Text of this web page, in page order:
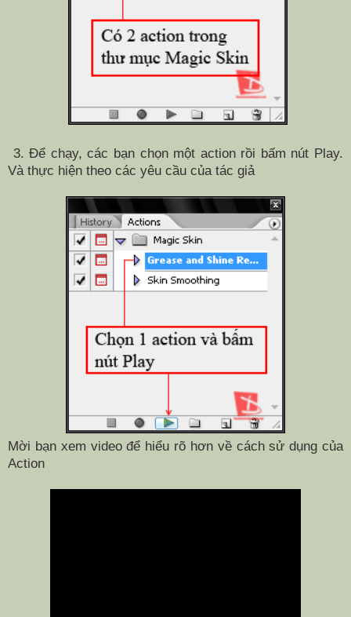
3. Để chạy, các bạn chọn một action rồi bấm nút Play.
Và thực hiện theo các yêu cầu của tác giả
Mời bạn xem video để hiểu rõ hơn về cách sử dụng của
Action